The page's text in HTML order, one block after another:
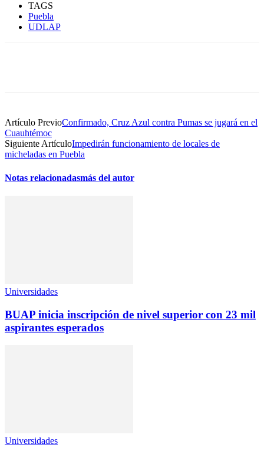
TAGS
Puebla
UDLAP
Artículo PrevioConfirmado, Cruz Azul contra Pumas se jugará en el
Cuauhtémoc
Siguiente ArtículoImpedirán funcionamiento de locales de
micheladas en Puebla
Notas relacionadasmás del autor
Universidades
BUAP inicia inscripción de nivel superior con 23 mil
aspirantes esperados
Universidades